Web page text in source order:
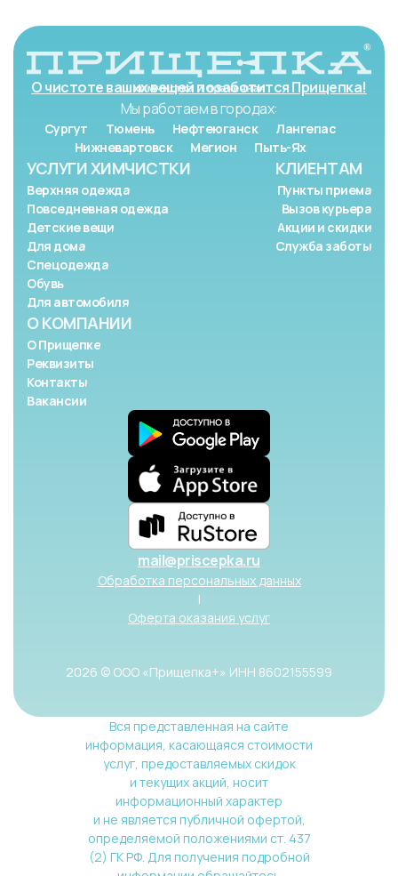
О чистоте ваших вещей позаботится Прищепка!
Мы работаем в городах:
Сургут Тюмень Нефтеюганск
Лангепас
Нижневартовск
Мегион Пыть-Ях
КЛИЕНТАМ
Пункты приема
Вызов курьера
Акции и скидки
Служба заботы
О КОМПАНИИ
О Прищепке
Реквизиты
Контакты
Вакансии
УСЛУГИ ХИМЧИСТКИ
Верхняя одежда
Повседневная одежда
Детские вещи
Для дома
Спецодежда
Обувь
Для автомобиля
mail@priscepka.ru
Обработка персональных данных
|
Оферта оказания услуг
2026 © ООО «Прищепка+» ИНН 8602155599
Вся представленная на сайте
информация, касающаяся стоимости
услуг, предоставляемых скидок
и текущих акций, носит
информационный характер
и не является публичной офертой,
определяемой положениями ст. 437
(2) ГК РФ. Для получения подробной